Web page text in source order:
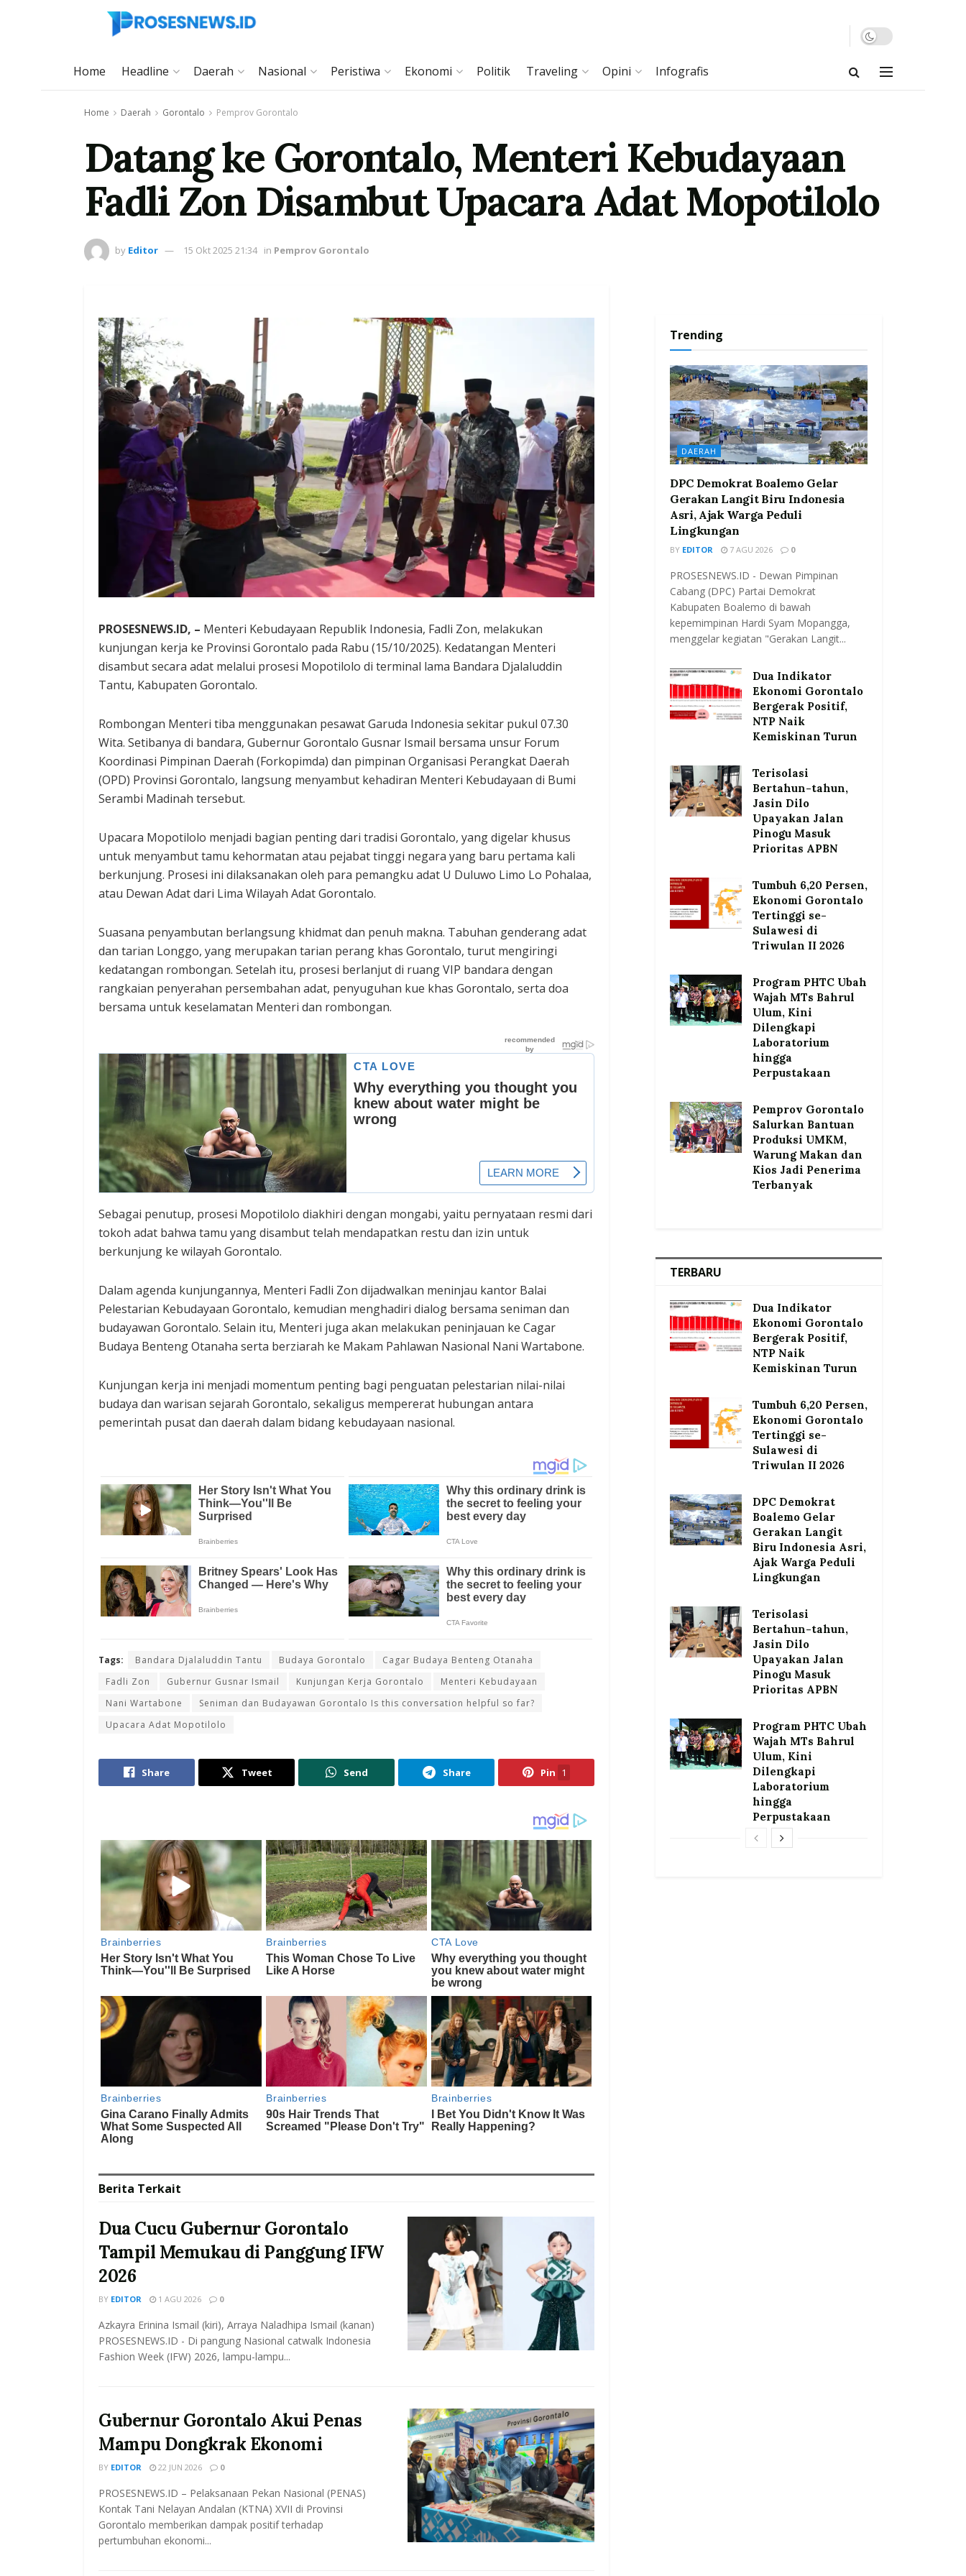
Home Headline Daerah Nasional Peristiwa Ekonomi Politik Traveling Opini Infografis
Home Daerah Gorontalo Pemprov Gorontalo
Datang ke Gorontalo, Menteri Kebudayaan
Fadli Zon Disambut Upacara Adat Mopotilolo
by Editor 15 Okt 2025 21:34 in Pemprov Gorontalo
PROSESNEWS.ID, – Menteri Kebudayaan Republik Indonesia, Fadli Zon, melakukan
kunjungan kerja ke Provinsi Gorontalo pada Rabu (15/10/2025). Kedatangan Menteri
disambut secara adat melalui prosesi Mopotilolo di terminal lama Bandara Djalaluddin
Tantu, Kabupaten Gorontalo.
Rombongan Menteri tiba menggunakan pesawat Garuda Indonesia sekitar pukul 07.30
Wita. Setibanya di bandara, Gubernur Gorontalo Gusnar Ismail bersama unsur Forum
Koordinasi Pimpinan Daerah (Forkopimda) dan pimpinan Organisasi Perangkat Daerah
(OPD) Provinsi Gorontalo, langsung menyambut kehadiran Menteri Kebudayaan di Bumi
Serambi Madinah tersebut.
Upacara Mopotilolo menjadi bagian penting dari tradisi Gorontalo, yang digelar khusus
untuk menyambut tamu kehormatan atau pejabat tinggi negara yang baru pertama kali
berkunjung. Prosesi ini dilaksanakan oleh para pemangku adat U Duluwo Limo Lo Pohalaa,
atau Dewan Adat dari Lima Wilayah Adat Gorontalo.
Suasana penyambutan berlangsung khidmat dan penuh makna. Tabuhan genderang adat
dan tarian Longgo, yang merupakan tarian perang khas Gorontalo, turut mengiringi
kedatangan rombongan. Setelah itu, prosesi berlanjut di ruang VIP bandara dengan
rangkaian penyerahan persembahan adat, penyuguhan kue khas Gorontalo, serta doa
bersama untuk keselamatan Menteri dan rombongan.
Sebagai penutup, prosesi Mopotilolo diakhiri dengan mongabi, yaitu pernyataan resmi dari
tokoh adat bahwa tamu yang disambut telah mendapatkan restu dan izin untuk
berkunjung ke wilayah Gorontalo.
Dalam agenda kunjungannya, Menteri Fadli Zon dijadwalkan meninjau kantor Balai
Pelestarian Kebudayaan Gorontalo, kemudian menghadiri dialog bersama seniman dan
budayawan Gorontalo. Selain itu, Menteri juga akan melakukan peninjauan ke Cagar
Budaya Benteng Otanaha serta berziarah ke Makam Pahlawan Nasional Nani Wartabone.
Kunjungan kerja ini menjadi momentum penting bagi penguatan pelestarian nilai-nilai
budaya dan warisan sejarah Gorontalo, sekaligus mempererat hubungan antara
pemerintah pusat dan daerah dalam bidang kebudayaan nasional.
Tags: Bandara Djalaluddin Tantu Budaya Gorontalo
Cagar Budaya Benteng Otanaha
Fadli Zon
Gubernur Gusnar Ismail Kunjungan Kerja Gorontalo
Menteri Kebudayaan
Nani Wartabone
Seniman dan Budayawan Gorontalo Is this conversation helpful so far?
Upacara Adat Mopotilolo
Share Tweet Send Share Pin 1
Berita Terkait
Dua Cucu Gubernur Gorontalo
Tampil Memukau di Panggung IFW
2026
BY EDITOR 1 AGU 2026 0
Azkayra Erinina Ismail (kiri), Arraya Naladhipa Ismail (kanan)
PROSESNEWS.ID - Di pangung Nasional catwalk Indonesia
Fashion Week (IFW) 2026, lampu-lampu...
Gubernur Gorontalo Akui Penas
Mampu Dongkrak Ekonomi
BY EDITOR 22 JUN 2026 0
PROSESNEWS.ID – Pelaksanaan Pekan Nasional (PENAS)
Kontak Tani Nelayan Andalan (KTNA) XVII di Provinsi
Gorontalo memberikan dampak positif terhadap
pertumbuhan ekonomi...
Trending
DAERAH
DPC Demokrat Boalemo Gelar
Gerakan Langit Biru Indonesia
Asri, Ajak Warga Peduli
Lingkungan
BY EDITOR 7 AGU 2026 0
PROSESNEWS.ID - Dewan Pimpinan
Cabang (DPC) Partai Demokrat
Kabupaten Boalemo di bawah
kepemimpinan Hardi Syam Mopangga,
menggelar kegiatan "Gerakan Langit...
Dua Indikator
Ekonomi Gorontalo
Bergerak Positif,
NTP Naik
Kemiskinan Turun
Terisolasi
Bertahun-tahun,
Jasin Dilo
Upayakan Jalan
Pinogu Masuk
Prioritas APBN
Tumbuh 6,20 Persen,
Ekonomi Gorontalo
Tertinggi se-
Sulawesi di
Triwulan II 2026
Program PHTC Ubah
Wajah MTs Bahrul
Ulum, Kini
Dilengkapi
Laboratorium
hingga
Perpustakaan
Pemprov Gorontalo
Salurkan Bantuan
Produksi UMKM,
Warung Makan dan
Kios Jadi Penerima
Terbanyak
TERBARU
Dua Indikator
Ekonomi Gorontalo
Bergerak Positif,
NTP Naik
Kemiskinan Turun
Tumbuh 6,20 Persen,
Ekonomi Gorontalo
Tertinggi se-
Sulawesi di
Triwulan II 2026
DPC Demokrat
Boalemo Gelar
Gerakan Langit
Biru Indonesia Asri,
Ajak Warga Peduli
Lingkungan
Terisolasi
Bertahun-tahun,
Jasin Dilo
Upayakan Jalan
Pinogu Masuk
Prioritas APBN
Program PHTC Ubah
Wajah MTs Bahrul
Ulum, Kini
Dilengkapi
Laboratorium
hingga
Perpustakaan